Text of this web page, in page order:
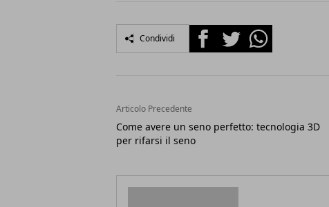
Condividi FacebookTwitterWhatsapp
Articolo Precedente
Come avere un seno perfetto: tecnologia 3D
per rifarsi il seno